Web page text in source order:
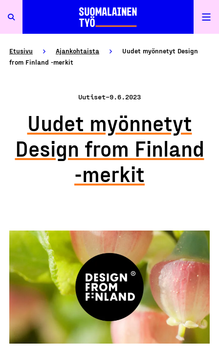
Etusivu Ajankohtaista
Uudet myönnetyt Design
from Finland -merkit
Uutiset–9.6.2023
Uudet myönnetyt
Design from Finland
-merkit